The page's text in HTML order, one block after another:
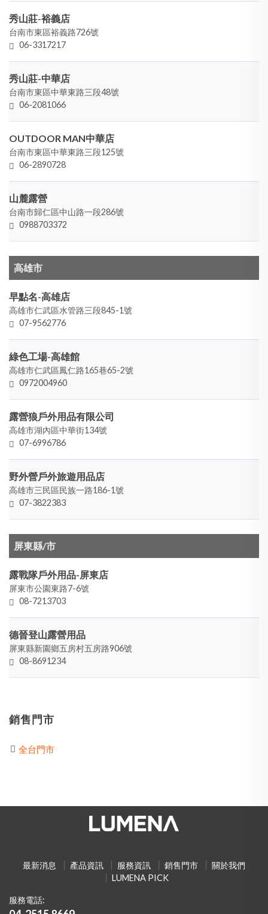
銷售門市
全台門市
秀山莊-裕義店
台南市東區裕義路726號
06-3317217
秀山莊-中華店
台南市東區中華東路三段48號
06-2081066
OUTDOOR MAN中華店
台南市東區中華東路三段125號
06-2890728
山麓露營
台南市歸仁區中山路一段286號
0988703372
高雄市
早點名-高雄店
高雄市仁武區水管路三段845-1號
07-9562776
綠色工場-高雄館
高雄市仁武區鳳仁路165巷65-2號
0972004960
露營狼戶外用品有限公司
高雄市湖內區中華街134號
07-6996786
野外營戶外旅遊用品店
高雄市三民區民族一路186-1號
07-3822383
屏東縣/市
露戰隊戶外用品-屏東店
屏東市公園東路7-6號
08-7213703
德晉登山露營用品
屏東縣新園鄉五房村五房路906號
08-8691234
最新消息 產品資訊 服務資訊 銷售門市
關於我們
LUMENA PICK
服務電話: